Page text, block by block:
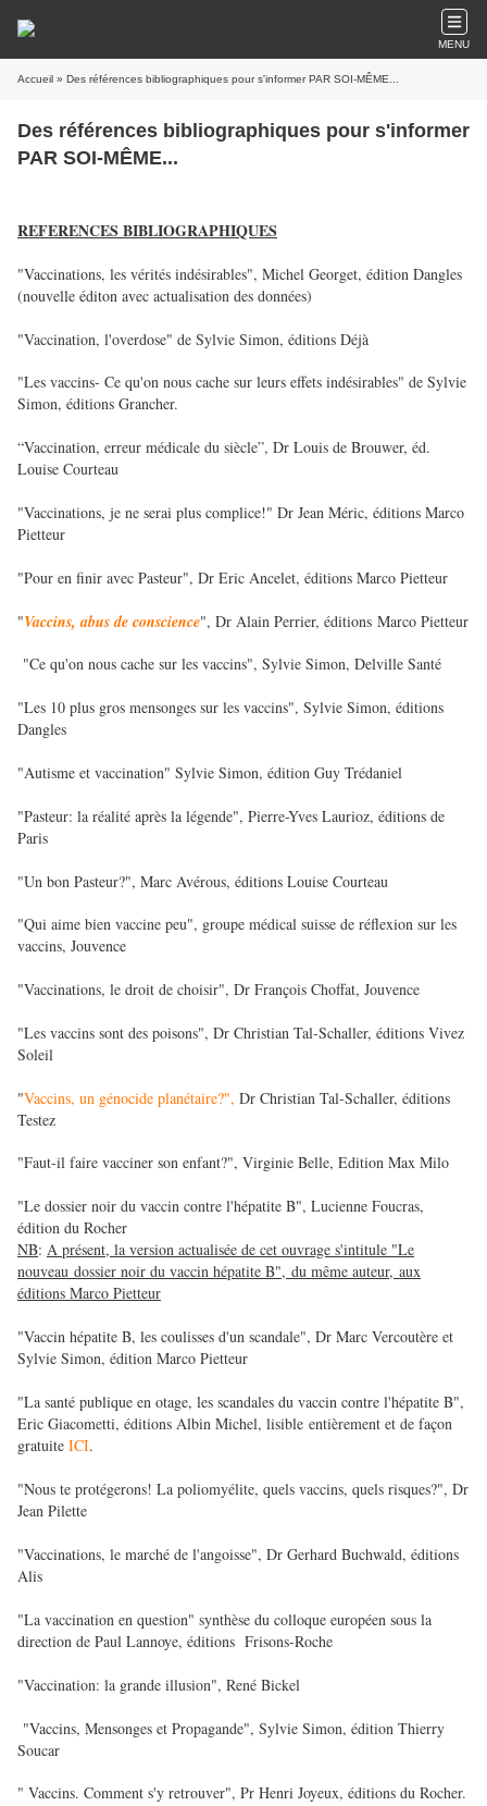
MENU
Accueil » Des références bibliographiques pour s'informer PAR SOI-MÊME...
Des références bibliographiques pour s'informer
PAR SOI-MÊME...
REFERENCES BIBLIOGRAPHIQUES
"Vaccinations, les vérités indésirables", Michel Georget, édition Dangles
(nouvelle éditon avec actualisation des données)
"Vaccination, l'overdose" de Sylvie Simon, éditions Déjà
"Les vaccins- Ce qu'on nous cache sur leurs effets indésirables" de Sylvie
Simon, éditions Grancher.
“Vaccination, erreur médicale du siècle”, Dr Louis de Brouwer, éd.
Louise Courteau
"Vaccinations, je ne serai plus complice!" Dr Jean Méric, éditions Marco
Pietteur
"Pour en finir avec Pasteur", Dr Eric Ancelet, éditions Marco Pietteur
"Vaccins, abus de conscience", Dr Alain Perrier, éditions Marco Pietteur
"Ce qu'on nous cache sur les vaccins", Sylvie Simon, Delville Santé
"Les 10 plus gros mensonges sur les vaccins", Sylvie Simon, éditions
Dangles
"Autisme et vaccination" Sylvie Simon, édition Guy Trédaniel
"Pasteur: la réalité après la légende", Pierre-Yves Laurioz, éditions de
Paris
"Un bon Pasteur?", Marc Avérous, éditions Louise Courteau
"Qui aime bien vaccine peu", groupe médical suisse de réflexion sur les
vaccins, Jouvence
"Vaccinations, le droit de choisir", Dr François Choffat, Jouvence
"Les vaccins sont des poisons", Dr Christian Tal-Schaller, éditions Vivez
Soleil
"Vaccins, un génocide planétaire?", Dr Christian Tal-Schaller, éditions
Testez
"Faut-il faire vacciner son enfant?", Virginie Belle, Edition Max Milo
"Le dossier noir du vaccin contre l'hépatite B", Lucienne Foucras,
édition du Rocher
NB: A présent, la version actualisée de cet ouvrage s'intitule "Le
nouveau dossier noir du vaccin hépatite B", du même auteur, aux
éditions Marco Pietteur
"Vaccin hépatite B, les coulisses d'un scandale", Dr Marc Vercoutère et
Sylvie Simon, édition Marco Pietteur
"La santé publique en otage, les scandales du vaccin contre l'hépatite B",
Eric Giacometti, éditions Albin Michel, lisible entièrement et de façon
gratuite ICI.
"Nous te protégerons! La poliomyélite, quels vaccins, quels risques?", Dr
Jean Pilette
"Vaccinations, le marché de l'angoisse", Dr Gerhard Buchwald, éditions
Alis
"La vaccination en question" synthèse du colloque européen sous la
direction de Paul Lannoye, éditions Frisons-Roche
"Vaccination: la grande illusion", René Bickel
"Vaccins, Mensonges et Propagande", Sylvie Simon, édition Thierry
Soucar
" Vaccins. Comment s'y retrouver", Pr Henri Joyeux, éditions du Rocher.